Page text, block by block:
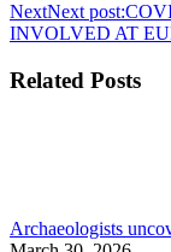
NextNext post:
INVOLVED AT
Related Posts
Archaeologists